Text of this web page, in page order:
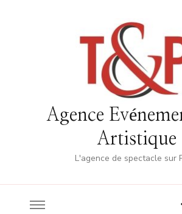
Agence
Artistique
L'agence de spectacle sur